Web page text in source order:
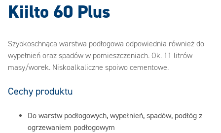
Kiilto 60 Plus
Szybkoschnąca warstwa podłogowa odpowiednia również do
wypełnień oraz spadów w pomieszczeniach. Ok. 11 litrów
masy/worek. Niskoalkaliczne spoiwo cementowe.
Cechy produktu
Do warstw podłogowych, wypełnień, spadów, podłóg z
ogrzewaniem podłogowym